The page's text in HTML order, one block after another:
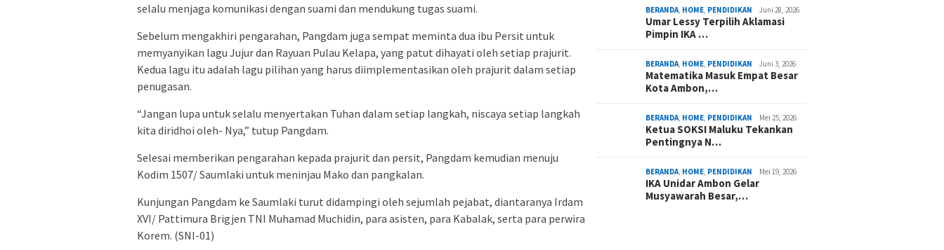
selalu menjaga komunikasi dengan suami dan mendukung tugas suami.
Sebelum mengakhiri pengarahan, Pangdam juga sempat meminta dua ibu Persit untuk
memyanyikan lagu Jujur dan Rayuan Pulau Kelapa, yang patut dihayati oleh setiap prajurit.
Kedua lagu itu adalah lagu pilihan yang harus diimplementasikan oleh prajurit dalam setiap
penugasan.
“Jangan lupa untuk selalu menyertakan Tuhan dalam setiap langkah, niscaya setiap langkah
kita diridhoi oleh- Nya,” tutup Pangdam.
Selesai memberikan pengarahan kepada prajurit dan persit, Pangdam kemudian menuju
Kodim 1507/ Saumlaki untuk meninjau Mako dan pangkalan.
Kunjungan Pangdam ke Saumlaki turut didampingi oleh sejumlah pejabat, diantaranya Irdam
XVI/ Pattimura Brigjen TNI Muhamad Muchidin, para asisten, para Kabalak, serta para perwira
Korem. (SNI-01)
BERANDA HOME PENDIDIKAN Juni 28, 2026
Umar Lessy Terpilih Aklamasi
Pimpin IKA …
BERANDA HOME PENDIDIKAN Juni 3, 2026
Matematika Masuk Empat Besar
Kota Ambon,…
BERANDA HOME PENDIDIKAN Mei 25, 2026
Ketua SOKSI Maluku Tekankan
Pentingnya N…
BERANDA HOME PENDIDIKAN Mei 19, 2026
IKA Unidar Ambon Gelar
Musyawarah Besar,…